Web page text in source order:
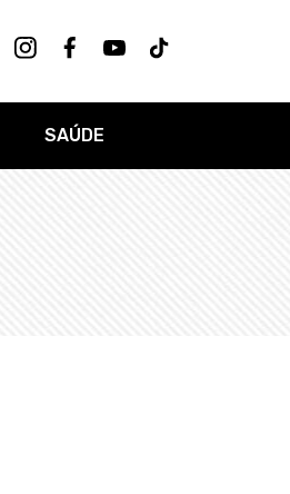
SAÚDE